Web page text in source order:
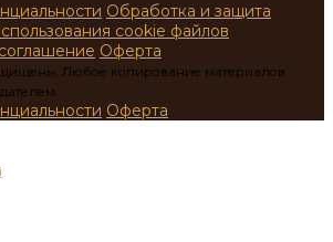
Обработка и защита
cookie файлов
Оферта
Любое копирование материалов
Оферта